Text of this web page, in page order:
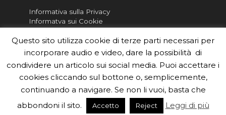
Informativa sulla Privacy
Informatva sui Cookie
Per la rubrica de l'Astronomo risponde, per
inviarci le tue foto o i tuoi contributi, scrivici a
il form
Sei un insegnante? Scarica la nostrabrochureda
distribuire nella tua scuola e…
Questo sito utilizza cookie di terze parti necessari per
incorporare audio e video, dare la possibilità di
condividere un articolo sui social media. Puoi accettare i
cookies cliccando sul bottone o, semplicemente,
continuando a navigare. Se non li vuoi, basta che
abbondoni il sito.
Accetto Reject Leggi di più